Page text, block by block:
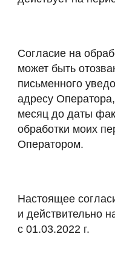
Согласие на
может быть
письменного
адресу
месяц до даты
обработки моих
Оператором.
Настоящее
и действительно
с 01.03.2022 г.